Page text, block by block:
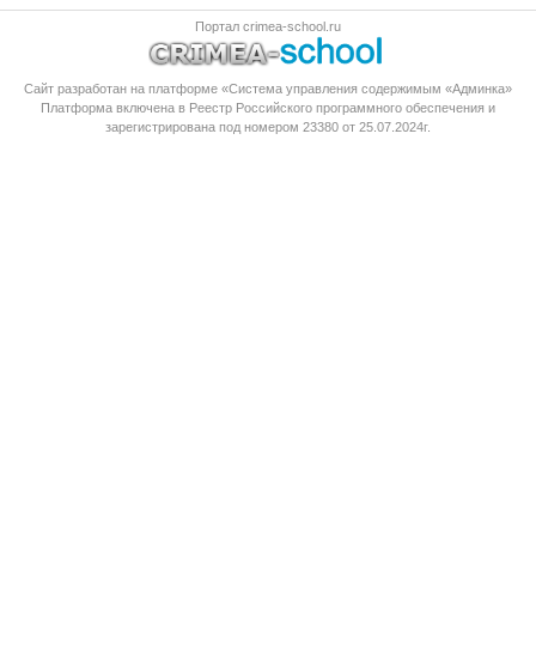
Портал crimea-school.ru
Сайт разработан на платформе «Система управления содержимым «Админка»
Платформа включена в Реестр Российского программного обеспечения и
зарегистрирована под номером 23380 от 25.07.2024г.